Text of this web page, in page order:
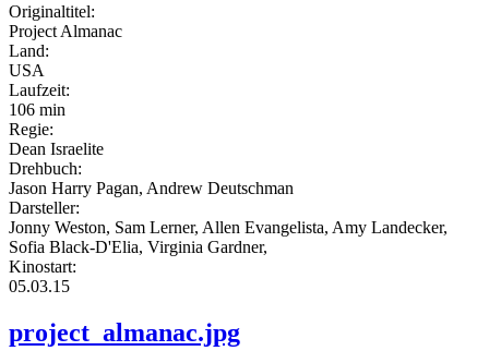
Originaltitel:
Project Almanac
Land:
USA
Laufzeit:
106 min
Regie:
Dean Israelite
Drehbuch:
Jason Harry Pagan, Andrew Deutschman
Darsteller:
Jonny Weston, Sam Lerner, Allen Evangelista, Amy Landecker,
Sofia Black-D'Elia, Virginia Gardner,
Kinostart:
05.03.15
project_almanac.jpg